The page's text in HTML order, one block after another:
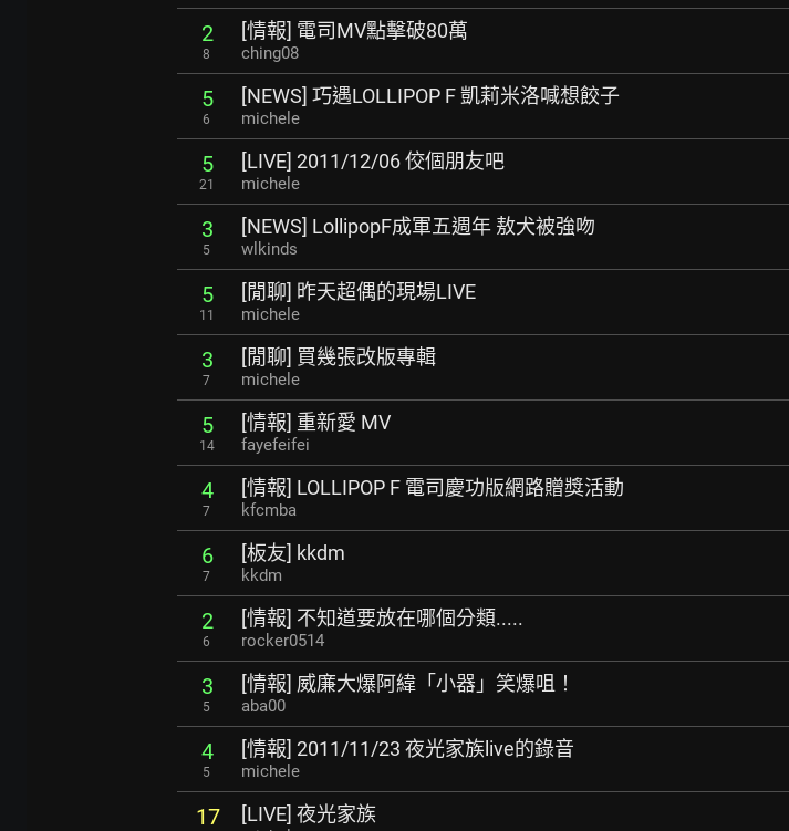
2
8
[情報] 電司MV點擊破80萬
ching08
5
6
[NEWS] 巧遇LOLLIPOP F 凱莉米洛喊想餃子
michele
5
21
[LIVE] 2011/12/06 佼個朋友吧
michele
3
5
[NEWS] LollipopF成軍五週年 敖犬被強吻
wlkinds
5
11
[閒聊] 昨天超偶的現場LIVE
michele
3
7
[閒聊] 買幾張改版專輯
michele
5
14
[情報] 重新愛 MV
fayefeifei
4
7
[情報] LOLLIPOP F 電司慶功版網路贈獎活動
kfcmba
6
7
[板友] kkdm
kkdm
2
6
[情報] 不知道要放在哪個分類.....
rocker0514
3
5
[情報] 威廉大爆阿緯「小器」笑爆咀！
aba00
4
5
[情報] 2011/11/23 夜光家族live的錄音
michele
17 [LIVE] 夜光家族